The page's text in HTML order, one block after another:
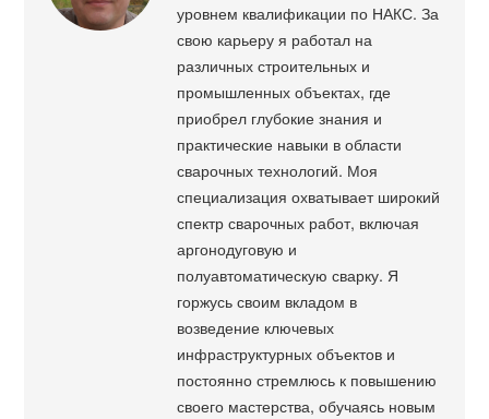
уровнем квалификации по НАКС. За
свою карьеру я работал на
различных строительных и
промышленных объектах, где
приобрел глубокие знания и
практические навыки в области
сварочных технологий. Моя
специализация охватывает широкий
спектр сварочных работ, включая
аргонодуговую и
полуавтоматическую сварку. Я
горжусь своим вкладом в
возведение ключевых
инфраструктурных объектов и
постоянно стремлюсь к повышению
своего мастерства, обучаясь новым